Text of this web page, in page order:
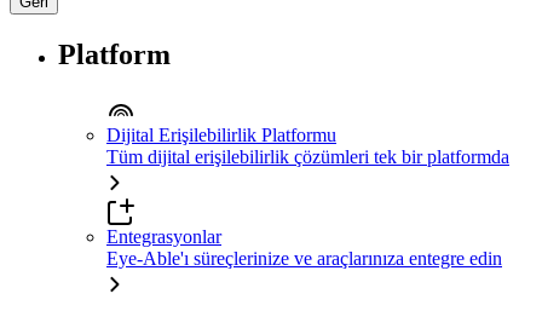
Platform
Dijital Erişilebilirlik Platformu
Tüm dijital erişilebilirlik çözümleri tek bir platformda
Entegrasyonlar
Eye-Able'ı süreçlerinize ve araçlarınıza entegre edin